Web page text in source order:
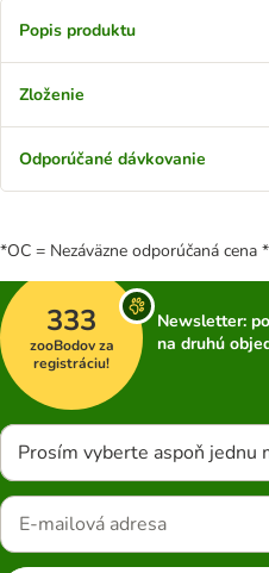
Popis produktu
Zloženie
Odporúčané dávkovanie
*OC = Nezáväzne odporúčaná cena
333
zooBodov za
registráciu!
Newsletter:
na druhú
Prosím vyberte aspoň jednu